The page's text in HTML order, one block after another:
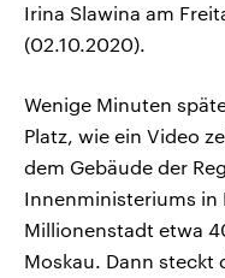
Irina Slawina am
(02.10.2020).
Wenige Minuten
Platz, wie ein Video
dem Gebäude der
Innenministeriums in
Millionenstadt etwa
Moskau. Dann steckt